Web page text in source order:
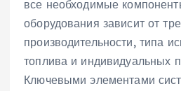
все необходимые
оборудования зависит от
производительности‚ типа
топлива и индивидуальных
Ключевыми элементами